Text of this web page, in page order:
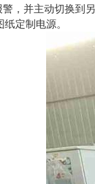
，并主动切换到
定制电源。